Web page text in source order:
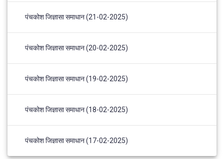
पंचकोश जिज्ञासा समाधान (21-02-2025)
पंचकोश जिज्ञासा समाधान (20-02-2025)
पंचकोश जिज्ञासा समाधान (19-02-2025)
पंचकोश जिज्ञासा समाधान (18-02-2025)
पंचकोश जिज्ञासा समाधान (17-02-2025)